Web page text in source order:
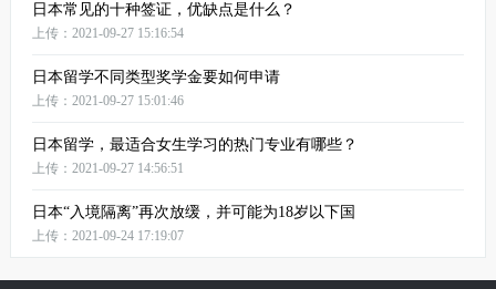
日本常见的十种签证，优缺点是什么？
上传：2021-09-27 15:16:54
日本留学不同类型奖学金要如何申请
上传：2021-09-27 15:01:46
日本留学，最适合女生学习的热门专业有哪些？
上传：2021-09-27 14:56:51
日本“入境隔离”再次放缓，并可能为18岁以下国
上传：2021-09-24 17:19:07